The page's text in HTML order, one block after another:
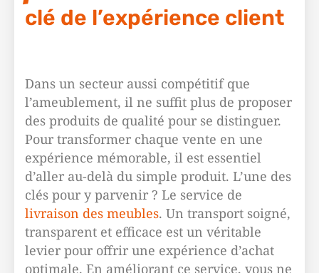
clé de l’expérience client
Dans un secteur aussi compétitif que
l’ameublement, il ne suffit plus de proposer
des produits de qualité pour se distinguer.
Pour transformer chaque vente en une
expérience mémorable, il est essentiel
d’aller au-delà du simple produit. L’une des
clés pour y parvenir ? Le service de
livraison des meubles. Un transport soigné,
transparent et efficace est un véritable
levier pour offrir une expérience d’achat
optimale. En améliorant ce service, vous ne